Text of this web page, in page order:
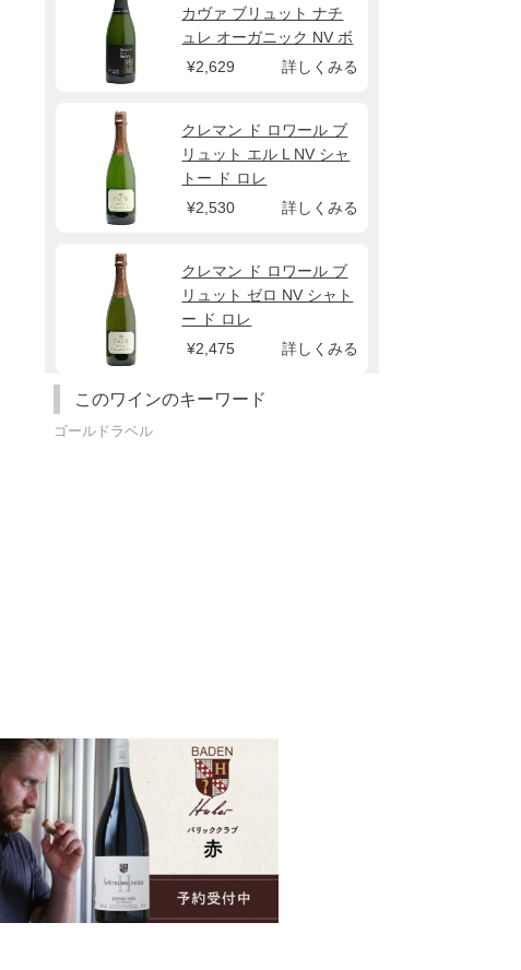
カヴァ ブリュット ナチ
ュレ オーガニック NV ボ
デガス エンゲラ
¥2,629 詳しくみる
クレマン ド ロワール ブ
リュット エル L NV シャ
トー ド ロレ
¥2,530
詳しくみる
クレマン ド ロワール ブ
リュット ゼロ NV シャト
ー ド ロレ
¥2,475
詳しくみる
このワインのキーワード
ゴールドラベル